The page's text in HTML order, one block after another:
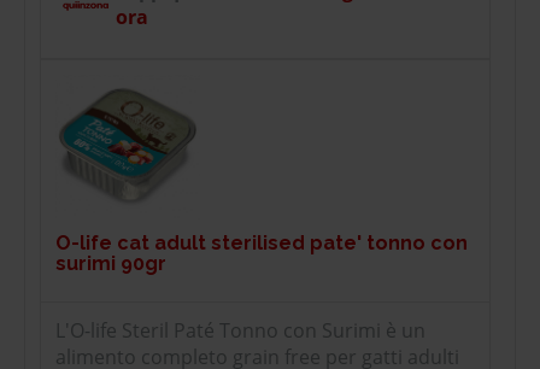
ora
O-life cat adult sterilised pate' tonno con
surimi 90gr
L'O-life Steril Paté Tonno con Surimi è un
alimento completo grain free per gatti adulti